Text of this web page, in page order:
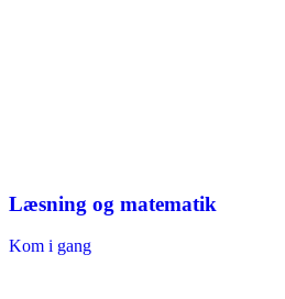
Læsning og matematik
Kom i gang